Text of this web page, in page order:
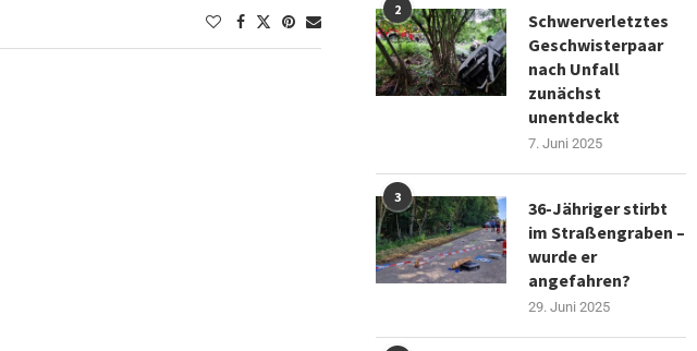
2
Schwerverletztes
Geschwisterpaar
nach Unfall
zunächst
unentdeckt
7. Juni 2025
3
36-Jähriger stirbt
im Straßengraben –
wurde er
angefahren?
29. Juni 2025